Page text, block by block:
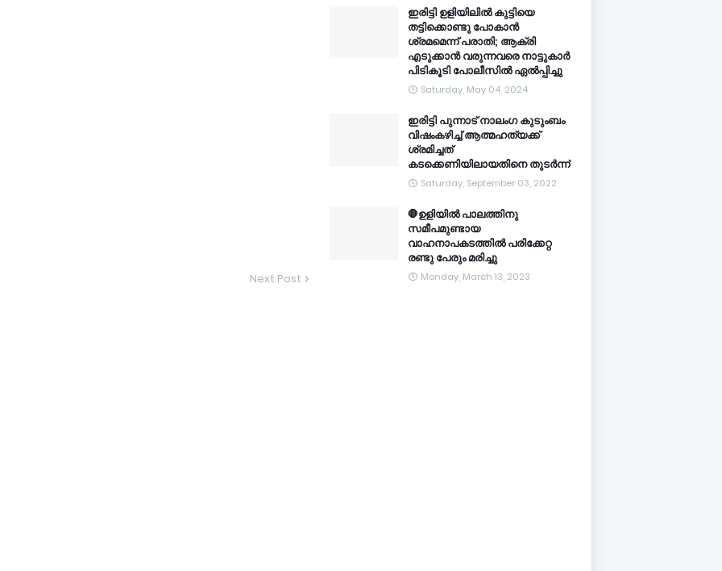
Next Post
ഇരിട്ടി ഉളിയിലിൽ കുട്ടിയെ
തട്ടിക്കൊണ്ടു പോകാൻ
ശ്രമമെന്ന് പരാതി; ആക്രി
എടുക്കാൻ വരുന്നവരെ നാട്ടുകാർ
പിടികൂടി പോലീസിൽ ഏൽപ്പിച്ചു
Saturday, May 04, 2024
ഇരിട്ടി പുന്നാട് നാലംഗ കുടുംബം
വിഷംകഴിച്ച്‌ ആത്മഹത്യക്ക്
ശ്രമിച്ചത്
കടക്കെണിയിലായതിനെ തുടർന്ന്
Saturday, September 03, 2022
🛑ഉളിയിൽ പാലത്തിനു
സമീപമുണ്ടായ
വാഹനാപകടത്തിൽ പരിക്കേറ്റ
രണ്ടു പേരും മരിച്ചു
Monday, March 13, 2023